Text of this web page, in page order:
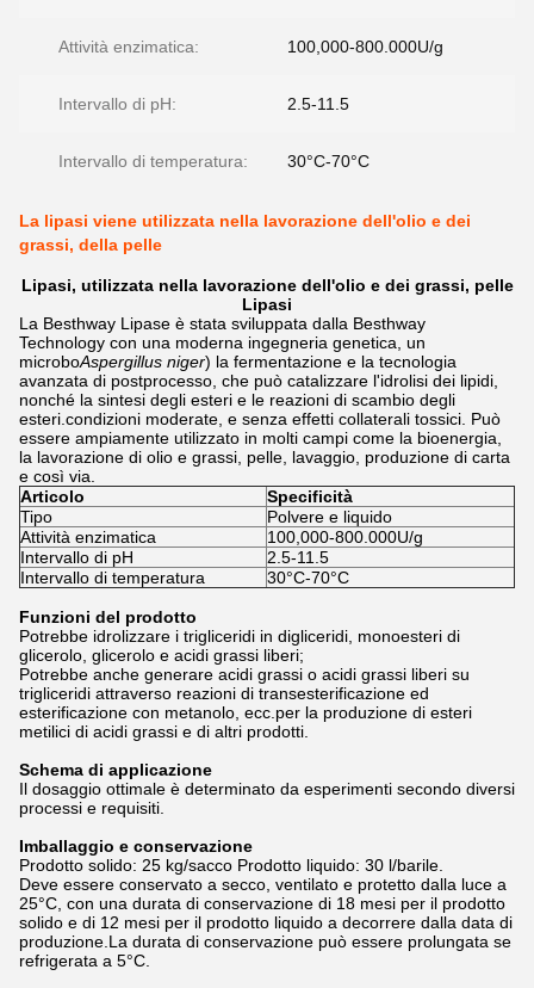
Attività enzimatica: 100,000-800.000U/g
Intervallo di pH: 2.5-11.5
Intervallo di temperatura: 30°C-70°C
La lipasi viene utilizzata nella lavorazione dell'olio e dei
grassi, della pelle
Lipasi, utilizzata nella lavorazione dell'olio e dei grassi, pelle
Lipasi
La Besthway Lipase è stata sviluppata dalla Besthway
Technology con una moderna ingegneria genetica, un
microboAspergillus niger) la fermentazione e la tecnologia
avanzata di postprocesso, che può catalizzare l'idrolisi dei lipidi,
nonché la sintesi degli esteri e le reazioni di scambio degli
esteri.condizioni moderate, e senza effetti collaterali tossici. Può
essere ampiamente utilizzato in molti campi come la bioenergia,
la lavorazione di olio e grassi, pelle, lavaggio, produzione di carta
e così via.
Articolo
Specificità
Tipo
Polvere e liquido
Attività enzimatica
100,000-800.000U/g
Intervallo di pH
2.5-11.5
Intervallo di temperatura
30°C-70°C
Funzioni del prodotto
Potrebbe idrolizzare i trigliceridi in digliceridi, monoesteri di
glicerolo, glicerolo e acidi grassi liberi;
Potrebbe anche generare acidi grassi o acidi grassi liberi su
trigliceridi attraverso reazioni di transesterificazione ed
esterificazione con metanolo, ecc.per la produzione di esteri
metilici di acidi grassi e di altri prodotti.
Schema di applicazione
Il dosaggio ottimale è determinato da esperimenti secondo diversi
processi e requisiti.
Imballaggio e conservazione
Prodotto solido: 25 kg/sacco Prodotto liquido: 30 l/barile.
Deve essere conservato a secco, ventilato e protetto dalla luce a
25°C, con una durata di conservazione di 18 mesi per il prodotto
solido e di 12 mesi per il prodotto liquido a decorrere dalla data di
produzione.La durata di conservazione può essere prolungata se
refrigerata a 5°C.